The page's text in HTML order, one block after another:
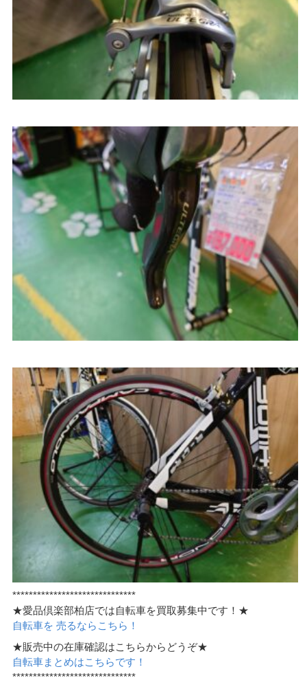
******************************
★愛品倶楽部柏店では自転車を買取募集中です！★
自転車を 売るならこちら！
★販売中の在庫確認はこちらからどうぞ★
自転車まとめはこちらです！
******************************